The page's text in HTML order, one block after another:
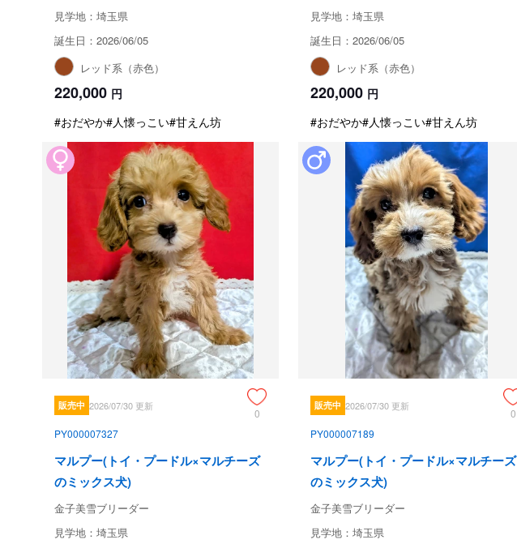
見学地：埼玉県
誕生日：2026/06/05
レッド系（赤色）
220,000 円
#おだやか#人懐っこい#甘えん坊
見学地：埼玉県
誕生日：2026/06/05
レッド系（赤色）
220,000 円
#おだやか#人懐っこい#甘えん坊
販売中 2026/07/30 更新
0
PY000007327
マルプー(トイ・プードル×マルチーズ
のミックス犬)
金子美雪ブリーダー
見学地：埼玉県
販売中 2026/07/30 更新
0
PY000007189
マルプー(トイ・プードル×マルチーズ
のミックス犬)
金子美雪ブリーダー
見学地：埼玉県